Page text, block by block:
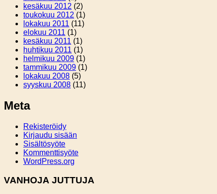
kesäkuu 2012 (2)
toukokuu 2012 (1)
lokakuu 2011 (11)
elokuu 2011 (1)
kesäkuu 2011 (1)
huhtikuu 2011 (1)
helmikuu 2009 (1)
tammikuu 2009 (1)
lokakuu 2008 (5)
syyskuu 2008 (11)
Meta
Rekisteröidy
Kirjaudu sisään
Sisältösyöte
Kommenttisyöte
WordPress.org
VANHOJA JUTTUJA